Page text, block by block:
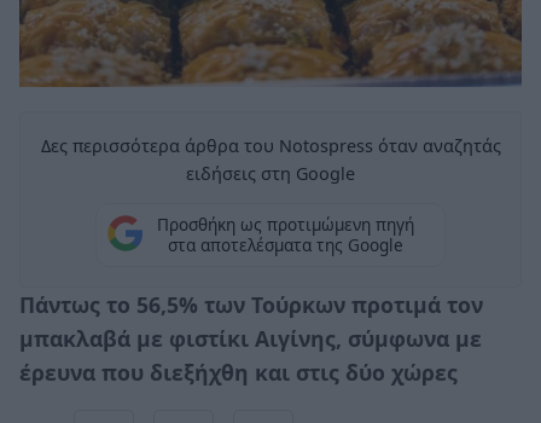
Δες περισσότερα άρθρα του Notospress όταν αναζητάς
ειδήσεις στη Google
Προσθήκη ως προτιμώμενη πηγή
στα αποτελέσματα της Google
Πάντως το 56,5% των Τούρκων προτιμά τον
μπακλαβά με φιστίκι Αιγίνης, σύμφωνα με
έρευνα που διεξήχθη και στις δύο χώρες